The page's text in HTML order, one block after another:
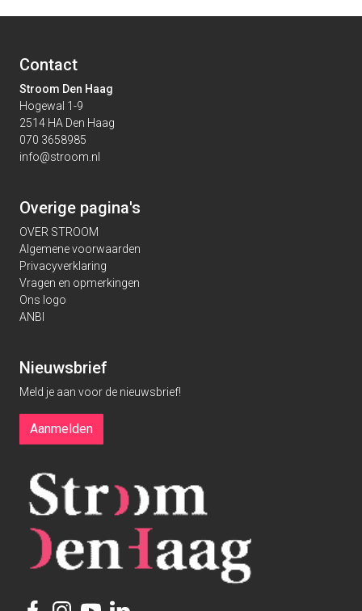
Contact
Stroom Den Haag
Hogewal 1-9
2514 HA Den Haag
070 3658985
info@stroom.nl
Overige pagina's
OVER STROOM
Algemene voorwaarden
Privacyverklaring
Vragen en opmerkingen
Ons logo
ANBI
Nieuwsbrief
Meld je aan voor de nieuwsbrief!
Aanmelden